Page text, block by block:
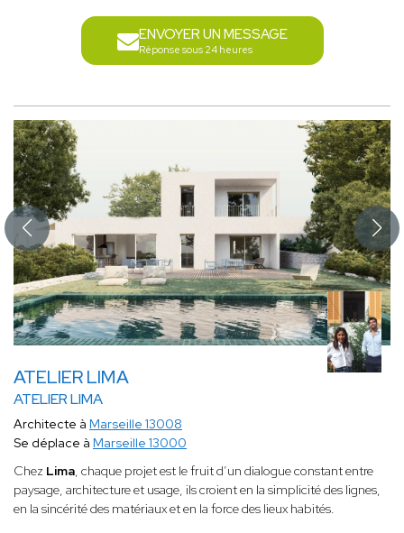
ENVOYER UN MESSAGE
Réponse sous 24 heures
ATELIER LIMA
ATELIER LIMA
Architecte à Marseille 13008
Se déplace à Marseille 13000
Chez Lima, chaque projet est le fruit d’un dialogue constant entre
paysage, architecture et usage, ils croient en la simplicité des lignes,
en la sincérité des matériaux et en la force des lieux habités.